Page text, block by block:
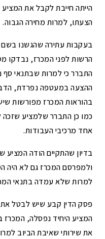
הייתה חייבת לקבל את
הצעתו, למרות מחירה הגבוה.
בעקבות עתירה שהגשנו
הרשות לפני המכרז, נבדקו
התברר כי למרות שבתנאי
ההצעה במעטפה נפרדת,
בהוראות המכרז מפורשות
כמו כן התברר שלמציע שזכה
אחד מרכיבי העבודות.
בדיון שהתקיים הודה
ולמפרסם המכרז גם לא
למרות שלא עמדה בתנאי
פסק הדין קבע שיש לבטל את
המציע היחיד נפסלה,
את שירותי שאיבת הביוב